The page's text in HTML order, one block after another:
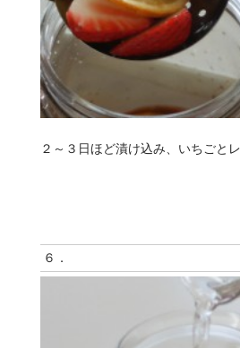
２～３日ほど漬け込み、いちごと
６．